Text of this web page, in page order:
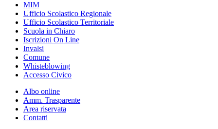
MIM
Ufficio Scolastico Regionale
Ufficio Scolastico Territoriale
Scuola in Chiaro
Iscrizioni On Line
Invalsi
Comune
Whisteblowing
Accesso Civico
Albo online
Amm. Trasparente
Area riservata
Contatti